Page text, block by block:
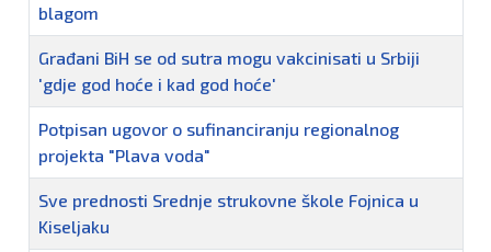
blagom
Građani BiH se od sutra mogu vakcinisati u Srbiji
'gdje god hoće i kad god hoće'
Potpisan ugovor o sufinanciranju regionalnog
projekta "Plava voda"
Sve prednosti Srednje strukovne škole Fojnica u
Kiseljaku